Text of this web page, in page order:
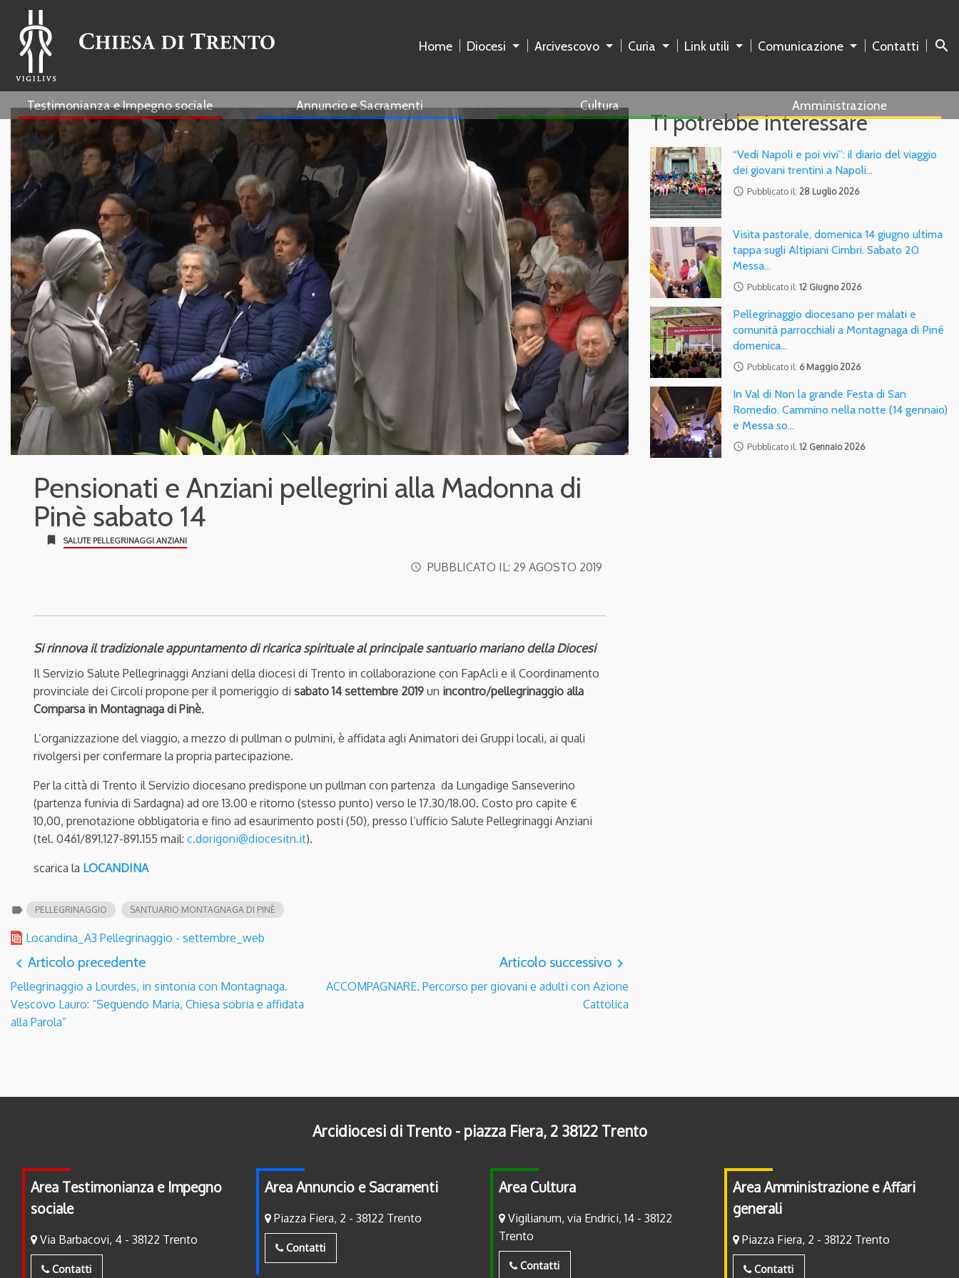
Home Diocesi Arcivescovo Curia Link utili Comunicazione Contatti search
Testimonianza e Impegno sociale Annuncio e Sacramenti Cultura Amministrazione
Pensionati e Anziani pellegrini alla Madonna di
Pinè sabato 14
bookmark SALUTE PELLEGRINAGGI ANZIANI
access_time PUBBLICATO IL: 29 AGOSTO 2019
Si rinnova il tradizionale appuntamento di ricarica spirituale al principale santuario mariano della Diocesi
Il Servizio Salute Pellegrinaggi Anziani della diocesi di Trento in collaborazione con FapAcli e il Coordinamento
provinciale dei Circoli propone per il pomeriggio di sabato 14 settembre 2019 un incontro/pellegrinaggio alla
Comparsa in Montagnaga di Pinè.
L’organizzazione del viaggio, a mezzo di pullman o pulmini, è affidata agli Animatori dei Gruppi locali, ai quali
rivolgersi per confermare la propria partecipazione.
Per la città di Trento il Servizio diocesano predispone un pullman con partenza da Lungadige Sanseverino
(partenza funivia di Sardagna) ad ore 13.00 e ritorno (stesso punto) verso le 17.30/18.00. Costo pro capite €
10,00, prenotazione obbligatoria e fino ad esaurimento posti (50), presso l’ufficio Salute Pellegrinaggi Anziani
(tel. 0461/891.127-891.155 mail: c.dorigoni@diocesitn.it).
scarica la LOCANDINA
label PELLEGRINAGGIO SANTUARIO MONTAGNAGA DI PINÈ
Locandina_A3 Pellegrinaggio - settembre_web
navigate_before Articolo precedente
Pellegrinaggio a Lourdes, in sintonia con Montagnaga.
Vescovo Lauro: “Seguendo Maria, Chiesa sobria e affidata
alla Parola”
Articolo successivo navigate_next
ACCOMPAGNARE. Percorso per giovani e adulti con Azione
Cattolica
Ti potrebbe interessare
“Vedi Napoli e poi vivi”: il diario del viaggio
dei giovani trentini a Napoli…
access_time Pubblicato il: 28 Luglio 2026
Visita pastorale, domenica 14 giugno ultima
tappa sugli Altipiani Cimbri. Sabato 20
Messa…
access_time Pubblicato il:12 Giugno 2026
Pellegrinaggio diocesano per malati e
comunità parrocchiali a Montagnaga di Piné
domenica…
access_time Pubblicato il: 6 Maggio 2026
In Val di Non la grande Festa di San
Romedio. Cammino nella notte (14 gennaio)
e Messa so…
access_time Pubblicato il:12 Gennaio 2026
Arcidiocesi di Trento - piazza Fiera, 2 38122 Trento
Area Testimonianza e Impegno
sociale
Via Barbacovi, 4 - 38122 Trento
Contatti
Area Annuncio e Sacramenti
Piazza Fiera, 2 - 38122 Trento
Contatti
Area Cultura
Vigilianum, via Endrici, 14 - 38122
Trento
Contatti
Area Amministrazione e Affari
generali
Piazza Fiera, 2 - 38122 Trento
Contatti